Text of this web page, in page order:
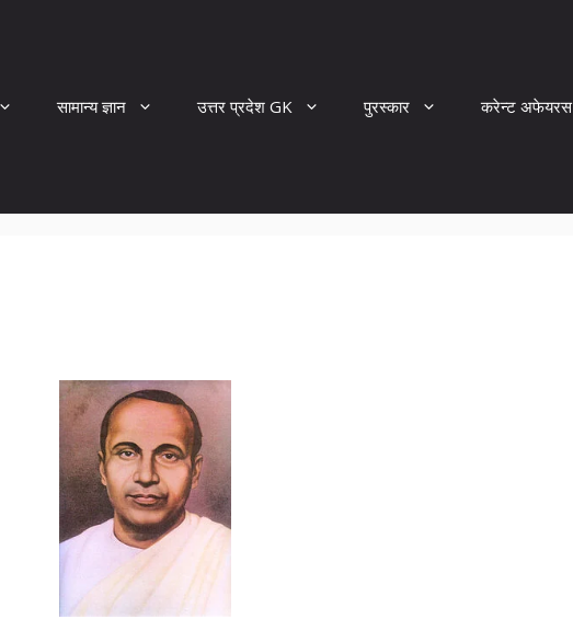
सामान्य ज्ञान उत्तर प्रदेश GK पुरस्कार करेन्ट अफेयरस